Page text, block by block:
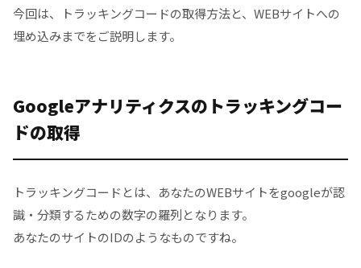
今回は、トラッキングコードの取得方法と、WEBサイトへの
埋め込みまでをご説明します。
Googleアナリティクスのトラッキングコー
ドの取得
トラッキングコードとは、あなたのWEBサイトをgoogleが認
識・分類するための数字の羅列となります。
あなたのサイトのIDのようなものですね。